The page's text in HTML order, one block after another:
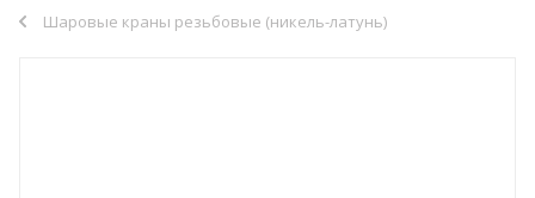
Шаровые краны резьбовые (никель-латунь)